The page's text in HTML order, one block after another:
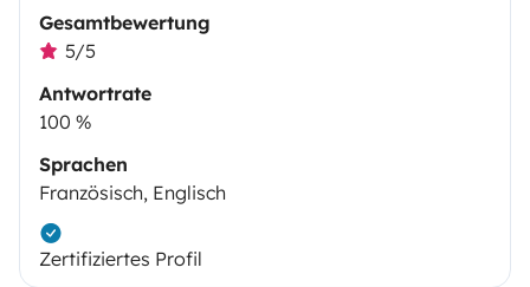
Gesamtbewertung
5/5
Antwortrate
100 %
Sprachen
Französisch, Englisch
Zertifiziertes Profil